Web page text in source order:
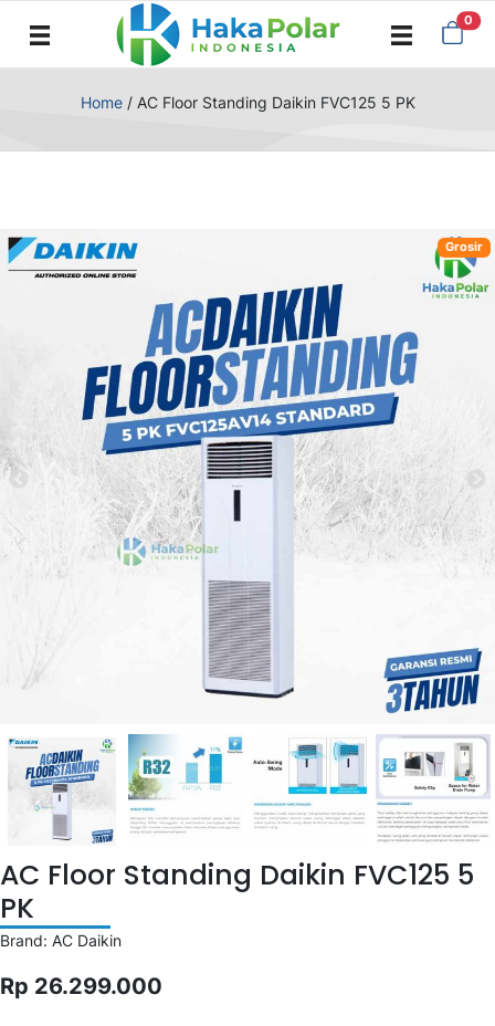
0
Home/ AC Floor Standing Daikin FVC125 5 PK
Grosir
AC Floor Standing Daikin FVC125 5
PK
Brand: AC Daikin
Rp 26.299.000